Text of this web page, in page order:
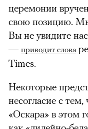
церемонии
свою позицию.
Вы не увидите
— приводит слова
Times.
Некоторые
несогласие с
«Оскара» в этом